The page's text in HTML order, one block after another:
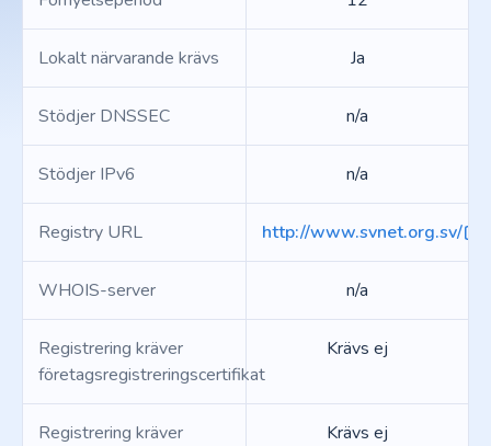
Lokalt närvarande krävs Ja
Stödjer DNSSEC n/a
Stödjer IPv6 n/a
Registry URL http://www.svnet.org.sv/
WHOIS-server n/a
Registrering kräver
företagsregistreringscertifikat
Krävs ej
Registrering kräver
Krävs ej